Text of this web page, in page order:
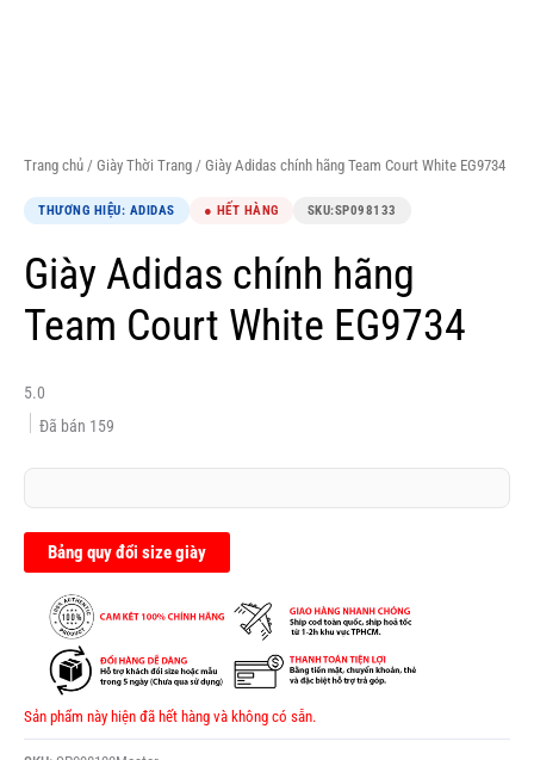
Trang chủ / Giày Thời Trang / Giày Adidas chính hãng Team Court White EG9734
THƯƠNG HIỆU: ADIDAS ● HẾT HÀNG SKU:SP098133
Giày Adidas chính hãng
Team Court White EG9734
5.0
Đã bán 159
Bảng quy đổi size giày
Sản phẩm này hiện đã hết hàng và không có sẵn.